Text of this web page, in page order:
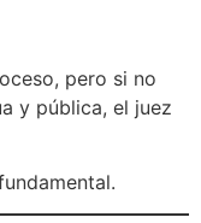
pero si no
y pública, el juez